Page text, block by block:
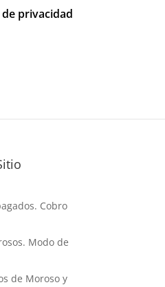
privacidad
Cobro
Modo de
de Moroso y